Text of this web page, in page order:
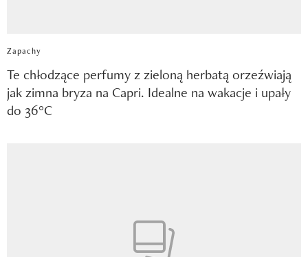
Zapachy
Te chłodzące perfumy z zieloną herbatą orzeźwiają
jak zimna bryza na Capri. Idealne na wakacje i upały
do 36°C